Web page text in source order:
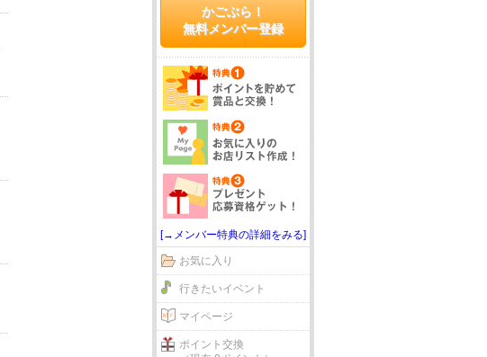
かごぶら！
無料メンバー登録
[→メンバー特典の詳細をみる]
お気に入り
行きたいイベント
マイページ
ポイント交換